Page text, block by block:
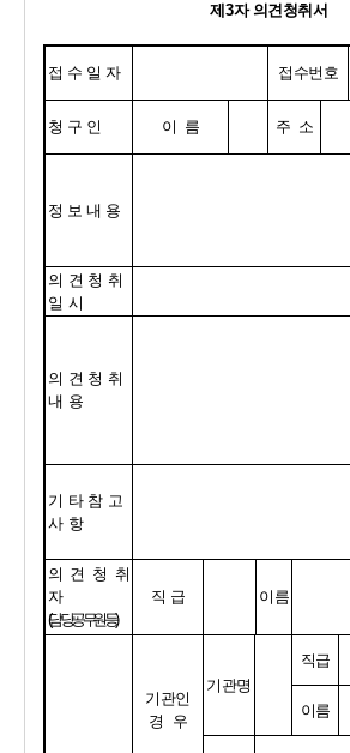
제 3자 의견청취서
접 수 일 자 접수번호
청 구 인 이  름 주  소
정 보 내 용
의견청취
일 시
의견청취
내 용
기타참고
사 항
의 견 청 취
자
담 당 공 무 원 등
직 급 이름
기관인
경  우
기관명
직급
이름